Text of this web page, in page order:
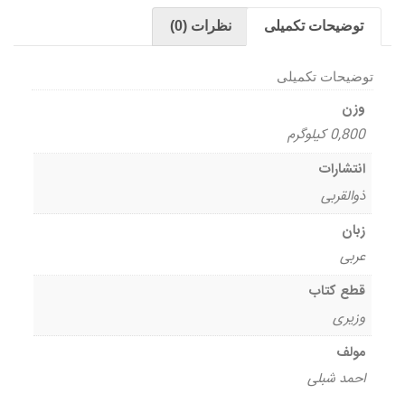
توضیحات تکمیلی نظرات (0)
توضیحات تکمیلی
وزن
0,800 کیلوگرم
انتشارات
ذوالقربی
زبان
عربی
قطع کتاب
وزیری
مولف
احمد شبلی